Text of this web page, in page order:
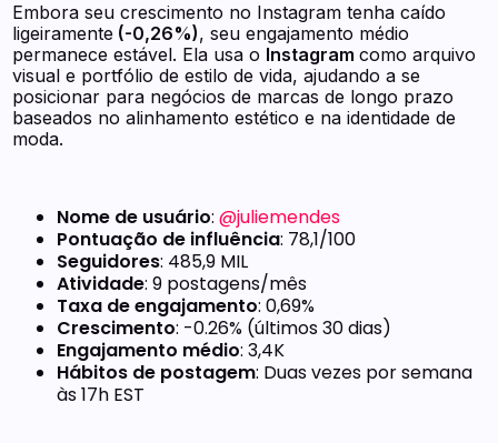
Embora seu crescimento no Instagram tenha caído
ligeiramente (-0,26%), seu engajamento médio
permanece estável. Ela usa o Instagramcomo arquivo
visual e portfólio de estilo de vida, ajudando a se
posicionar para negócios de marcas de longo prazo
baseados no alinhamento estético e na identidade de
moda.
Nome de usuário:@juliemendes
Pontuação de influência: 78,1/100
Seguidores: 485,9 MIL
Atividade: 9 postagens/mês
Taxa de engajamento: 0,69%
Crescimento: -0.26% (últimos 30 dias)
Engajamento médio: 3,4K
Hábitos de postagem: Duas vezes por semana
às 17h EST